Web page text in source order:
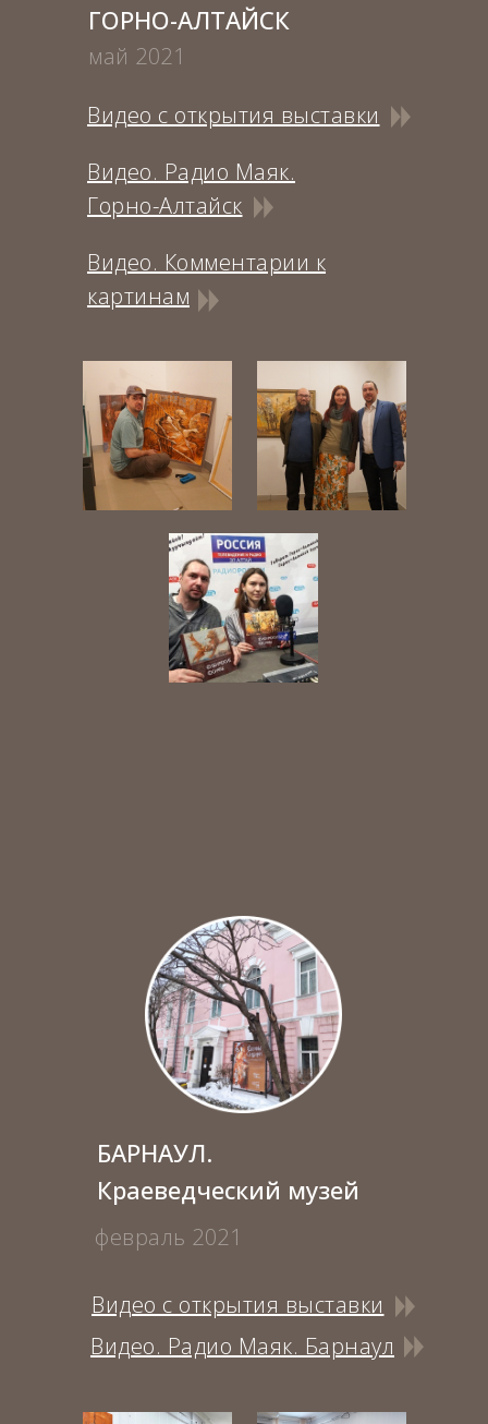
ГОРНО-АЛТАЙСК
май 2021
Видео с открытия выставки
Видео. Радио Маяк.
Горно-Алтайск
Видео. Комментарии к
картинам
БАРНАУЛ.
Краеведческий музей
февраль 2021
Видео с открытия выставки
Видео. Радио Маяк. Барнаул